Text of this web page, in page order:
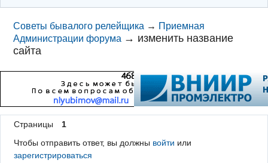
Советы бывалого релейщика → Приемная
Администрации форума → изменить название
сайта
Страницы
1
Чтобы отправить ответ, вы должны войти или
зарегистрироваться